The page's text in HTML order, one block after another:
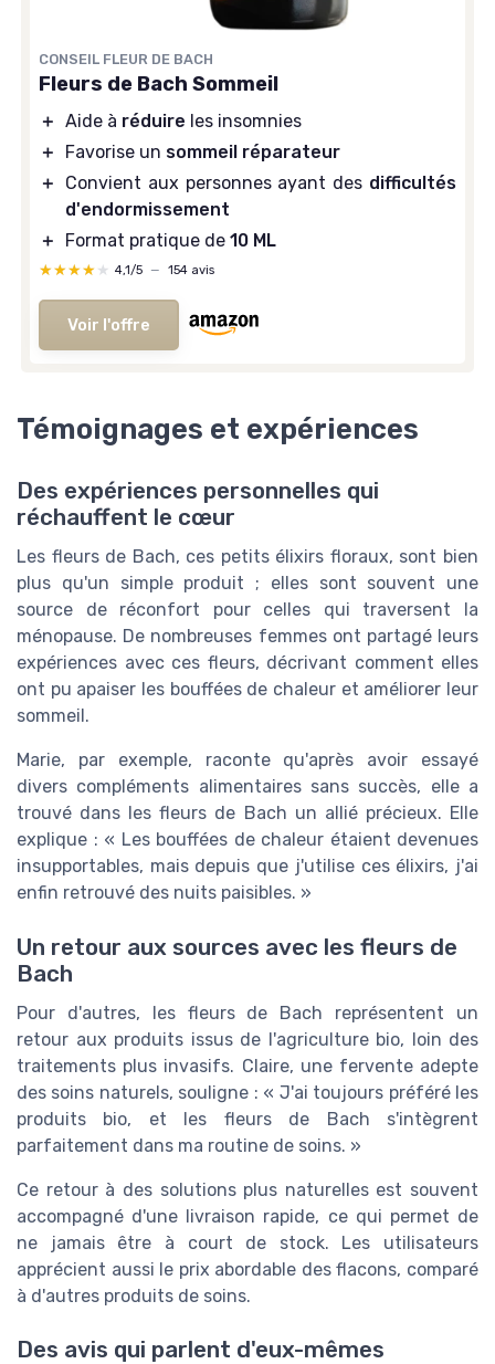
CONSEIL FLEUR DE BACH
Fleurs de Bach Sommeil
＋ Aide à réduire les insomnies
＋
Favorise un sommeil réparateur
＋
Convient aux personnes ayant des difficultés
d'endormissement
＋
Format pratique de 10 ML
★★★★★
★★★★★ 4,1/5 — 154 avis
Voir l'offre
Témoignages et expériences
Des expériences personnelles qui
réchauffent le cœur
Les fleurs de Bach, ces petits élixirs floraux, sont bien
plus qu'un simple produit ; elles sont souvent une
source de réconfort pour celles qui traversent la
ménopause. De nombreuses femmes ont partagé leurs
expériences avec ces fleurs, décrivant comment elles
ont pu apaiser les bouffées de chaleur et améliorer leur
sommeil.
Marie, par exemple, raconte qu'après avoir essayé
divers compléments alimentaires sans succès, elle a
trouvé dans les fleurs de Bach un allié précieux. Elle
explique : « Les bouffées de chaleur étaient devenues
insupportables, mais depuis que j'utilise ces élixirs, j'ai
enfin retrouvé des nuits paisibles. »
Un retour aux sources avec les fleurs de
Bach
Pour d'autres, les fleurs de Bach représentent un
retour aux produits issus de l'agriculture bio, loin des
traitements plus invasifs. Claire, une fervente adepte
des soins naturels, souligne : « J'ai toujours préféré les
produits bio, et les fleurs de Bach s'intègrent
parfaitement dans ma routine de soins. »
Ce retour à des solutions plus naturelles est souvent
accompagné d'une livraison rapide, ce qui permet de
ne jamais être à court de stock. Les utilisateurs
apprécient aussi le prix abordable des flacons, comparé
à d'autres produits de soins.
Des avis qui parlent d'eux-mêmes